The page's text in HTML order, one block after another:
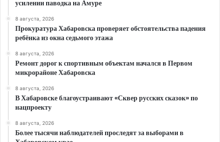
усилении паводка на Амуре
8 августа, 2026
Прокуратура Хабаровска проверяет обстоятельства падения
ребёнка из окна седьмого этажа
8 августа, 2026
Ремонт дорог к спортивным объектам начался в Первом
микрорайоне Хабаровска
8 августа, 2026
В Хабаровске благоустраивают «Сквер русских сказок» по
нацпроекту
8 августа, 2026
Более тысячи наблюдателей проследят за выборами в